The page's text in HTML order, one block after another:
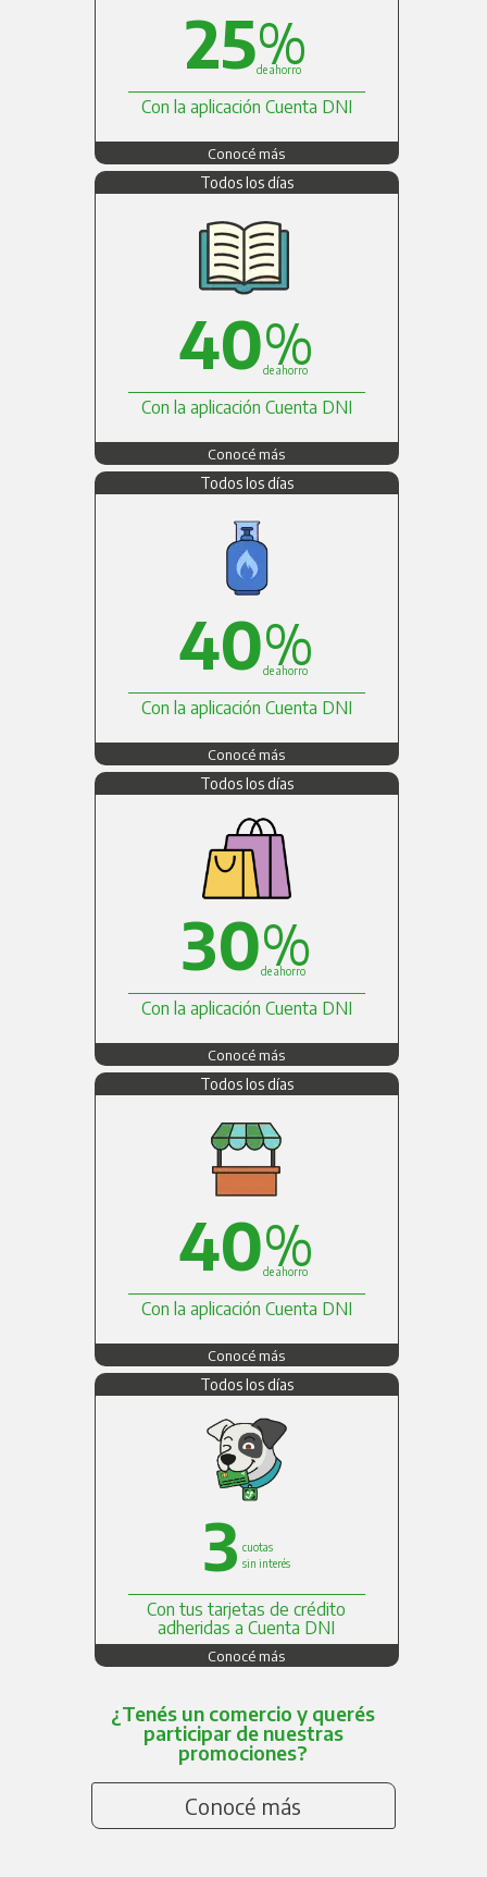
25%
de ahorro
Con la aplicación Cuenta DNI
Conocé más
Todos los días
40%
de ahorro
Con la aplicación Cuenta DNI
Conocé más
Todos los días
40%
de ahorro
Con la aplicación Cuenta DNI
Conocé más
Todos los días
30%
de ahorro
Con la aplicación Cuenta DNI
Conocé más
Todos los días
40%
de ahorro
Con la aplicación Cuenta DNI
Conocé más
Todos los días
3 cuotas
sin interés
Con tus tarjetas de crédito
adheridas a Cuenta DNI
Conocé más
¿Tenés un comercio y querés
participar de nuestras
promociones?
Conocé más